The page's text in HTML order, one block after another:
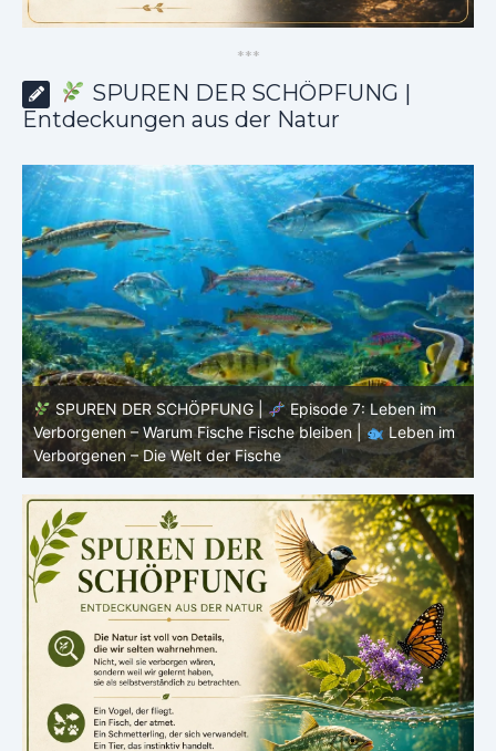
***
SPUREN DER SCHÖPFUNG |
Entdeckungen aus der Natur
SPUREN DER SCHÖPFUNG |
Episode 7: Leben im
Verborgenen – Warum Fische Fische bleiben |
Leben im
Verborgenen – Die Welt der Fische